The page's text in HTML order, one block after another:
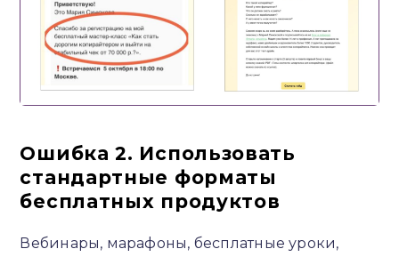
Ошибка 2. Использовать
стандартные форматы
бесплатных продуктов
Вебинары, марафоны, бесплатные уроки,